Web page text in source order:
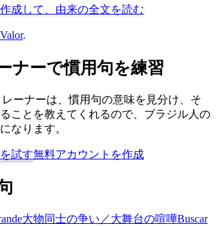
成して、由来の全文を読む
.
ナーで慣用句を練習
レーナーは、慣用句の意味を見分け、そ
ことを教えてくれるので、ブラジル人の
なります。
試す無料アカウントを作成
大物同士の争い／大舞台の喧嘩Buscar